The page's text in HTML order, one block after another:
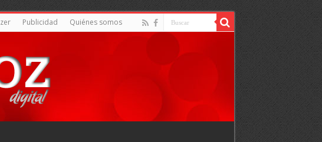
Publicidad Quiénes somos